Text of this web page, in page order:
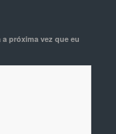
próxima vez que eu